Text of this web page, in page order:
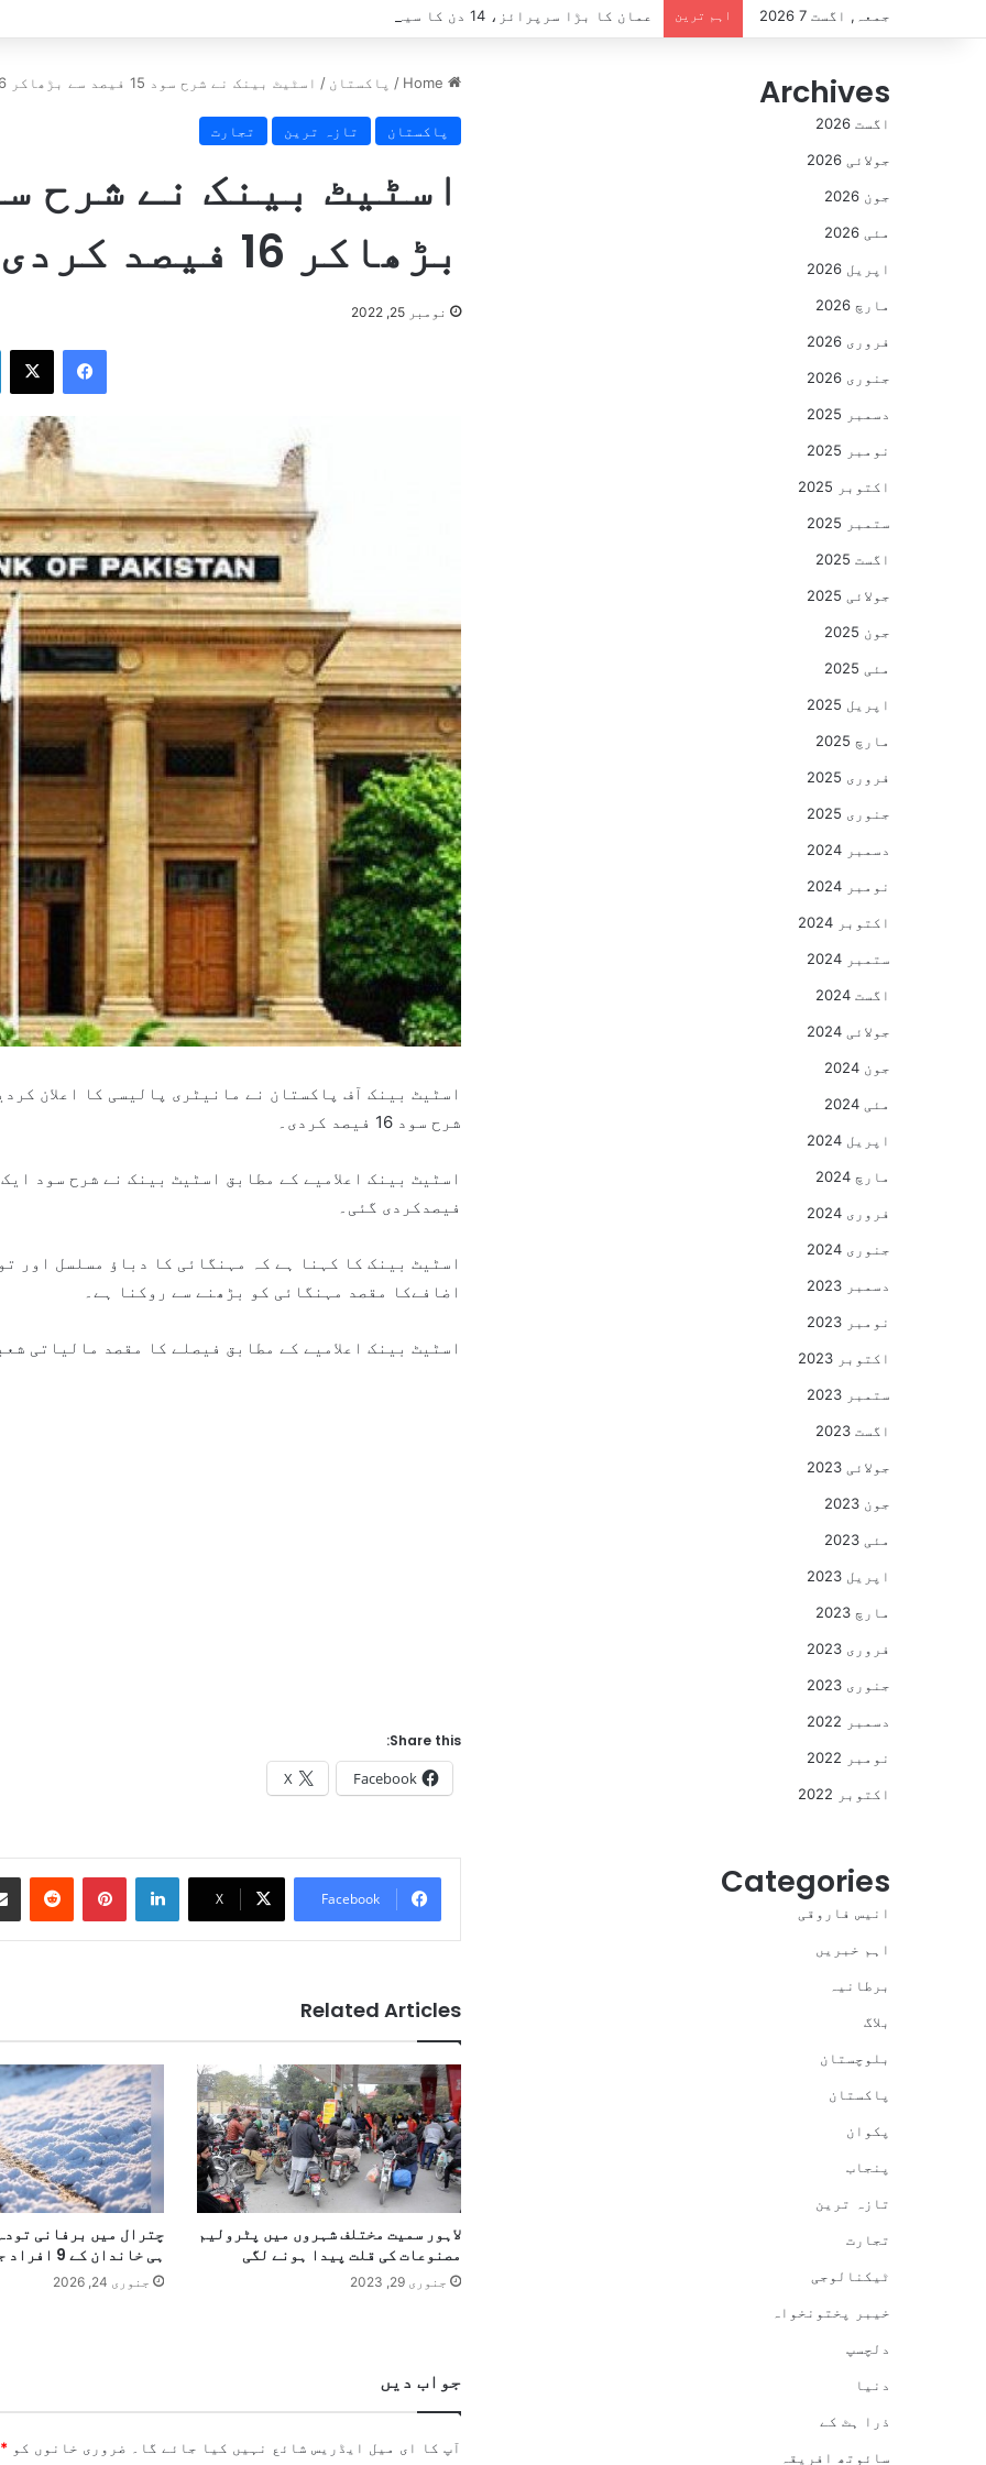
جمعہ, اگست 7 2026 اہم ترین عمان کا بڑا سرپرائز، 14 دن کا سیاحتی ویزا بالکل مفت، کون اہل ہے؟
/ پاکستان / اسٹیٹ بینک نے شرح سود 15 فیصد سے بڑھاکر 16 فیصد کردی
پاکستان تازہ ترین تجارت
بڑھاکر 16 فیصد کردی
نومبر 25, 2022
X
شرح سود 16 فیصد کردی۔
فیصدکردی گئی۔
اسٹیٹ بینک کا کہنا ہے کہ مہنگائی کا دباؤ مسلسل اور
اضافےکا مقصد مہنگائی کو بڑھنے سے روکنا ہے۔
اسٹیٹ بینک اعلامیے کے مطابق فیصلے کا مقصد مالیاتی
Share this:
Facebook
X
Facebook
X
LinkedIn
Pinterest
Related Articles
لاہور سمیت مختلف شہروں میں پٹرولیم
مصنوعات کی قلت پیدا ہونے لگی
جنوری 29, 2023
چترال میں برفانی
ہی خاندان کے 9 افراد جاں بحق
جنوری 24, 2026
جواب دیں
آپ کا ای میل ایڈریس شائع نہیں کیا جائے گا۔ ضروری خانوں کو *
Archives
اگست 2026
جولائی 2026
جون 2026
مئی 2026
اپریل 2026
مارچ 2026
فروری 2026
جنوری 2026
دسمبر 2025
نومبر 2025
اکتوبر 2025
ستمبر 2025
اگست 2025
جولائی 2025
جون 2025
مئی 2025
اپریل 2025
مارچ 2025
فروری 2025
جنوری 2025
دسمبر 2024
نومبر 2024
اکتوبر 2024
ستمبر 2024
اگست 2024
جولائی 2024
جون 2024
مئی 2024
اپریل 2024
مارچ 2024
فروری 2024
جنوری 2024
دسمبر 2023
نومبر 2023
اکتوبر 2023
ستمبر 2023
اگست 2023
جولائی 2023
جون 2023
مئی 2023
اپریل 2023
مارچ 2023
فروری 2023
جنوری 2023
دسمبر 2022
نومبر 2022
اکتوبر 2022
Categories
انیس فاروقی
اہم خبریں
برطانیہ
بلاگ
بلوچستان
پاکستان
پکوان
پنجاب
تازہ ترین
تجارت
ٹیکنالوجی
خیبر پختونخواہ
دلچسپ
دنیا
ذرا ہٹ کے
سائوتھ افریقہ